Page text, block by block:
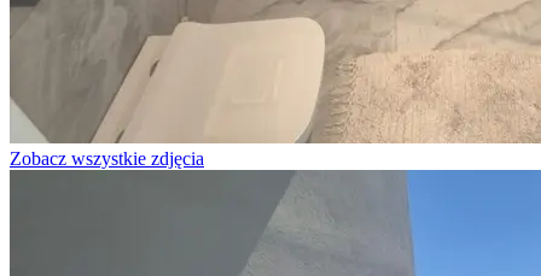
Zobacz wszystkie zdjęcia